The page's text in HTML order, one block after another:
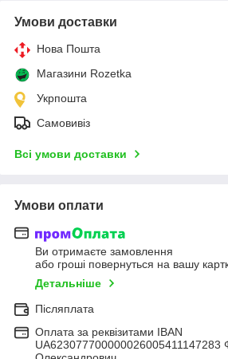
Умови доставки
Нова Пошта
Магазини Rozetka
Укрпошта
Самовивіз
Всі умови доставки
Умови оплати
Ви отримаєте замовлення
або гроші повернуться на вашу
Детальніше
Післяплата
Оплата за реквізитами IBAN
UA623077700000026005411147283